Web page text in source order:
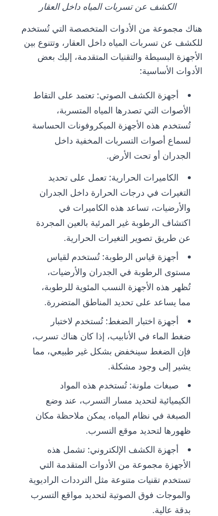
الكشف عن تسربات المياه داخل العقار
هناك مجموعة من الأدوات المتخصصة التي تُستخدم
للكشف عن تسربات المياه داخل العقار، وتتنوع بين
الأجهزة البسيطة والتقنيات المتقدمة، إليك بعض
الأدوات الأساسية:
أجهزة الكشف الصوتي: تعتمد على التقاط
الأصوات التي تصدرها المياه المتسربة،
تُستخدم هذه الأجهزة الميكروفونات الحساسة
لسماع أصوات التسربات المخفية داخل
الجدران أو تحت الأرض.
الكاميرات الحرارية: تعمل على تحديد
التغيرات في درجات الحرارة داخل الجدران
والأرضيات، تساعد هذه الكاميرات في
اكتشاف الرطوبة غير المرئية بالعين المجردة
عن طريق تصوير التغيرات الحرارية.
أجهزة قياس الرطوبة: تُستخدم لقياس
مستوى الرطوبة في الجدران والأرضيات،
تُظهر هذه الأجهزة النسب المئوية للرطوبة،
مما يساعد على تحديد المناطق المتضررة.
أجهزة اختبار الضغط: تُستخدم لاختبار
ضغط الماء في الأنابيب، إذا كان هناك تسرب،
فإن الضغط سينخفض بشكل غير طبيعي، مما
يشير إلى وجود مشكلة.
صبغات ملونة: تُستخدم هذه المواد
الكيميائية لتحديد مسار التسرب، عند وضع
الصبغة في نظام المياه، يمكن ملاحظة مكان
ظهورها لتحديد موقع التسرب.
أجهزة الكشف الإلكتروني: تشمل هذه
الأجهزة مجموعة من الأدوات المتقدمة التي
تستخدم تقنيات متنوعة مثل الترددات الراديوية
والموجات فوق الصوتية لتحديد مواقع التسرب
بدقة عالية.